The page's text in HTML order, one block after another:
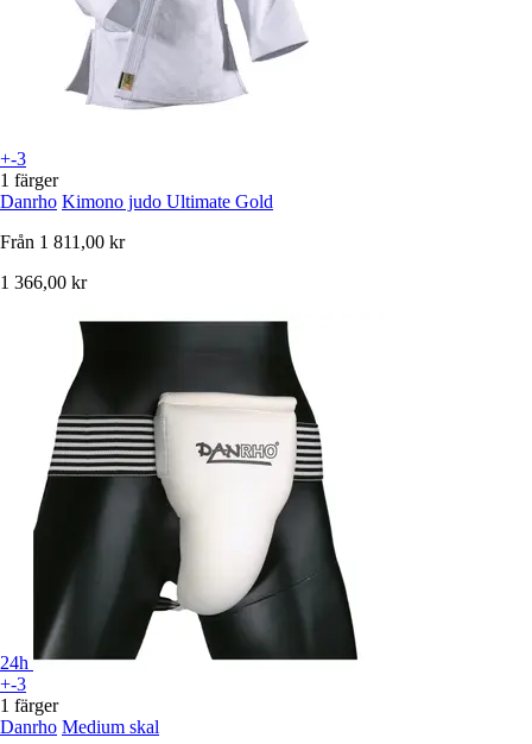
+-3
1 färger
Danrho Kimono judo Ultimate Gold
Från 1 811,00 kr
1 366,00 kr
24h
+-3
1 färger
Danrho Medium skal